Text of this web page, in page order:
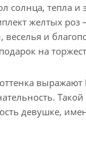
солнца, тепла и
желтых роз
веселья и
на
девушке,